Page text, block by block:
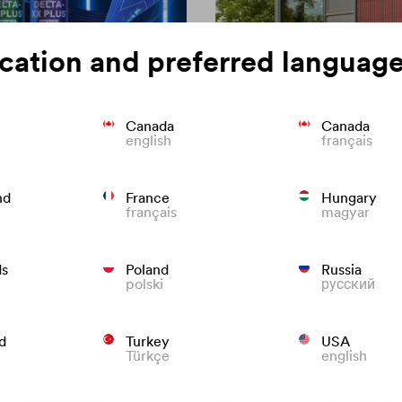
and preferred
Canada
english
Canada
français
France
français
Hungary
magyar
Poland
polski
Russia
русский
Turkey
Türkçe
USA
english
długowiecznych dachów
Spójność